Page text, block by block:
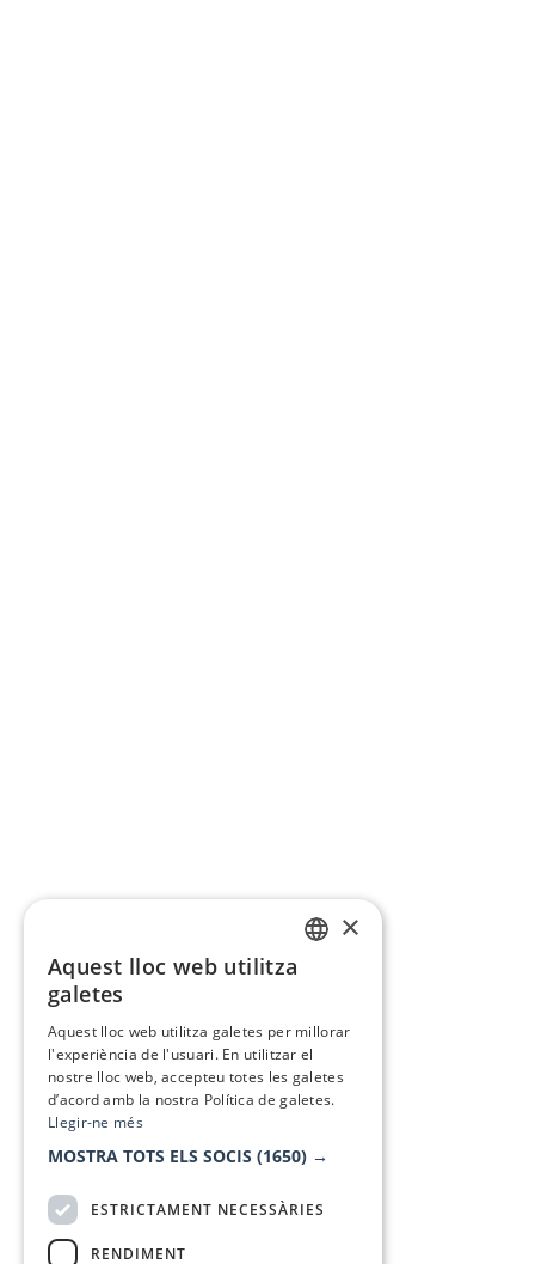
×
Aquest lloc web utilitza
galetes
Aquest lloc web utilitza galetes per millorar
l'experiència de l'usuari. En utilitzar el
nostre lloc web, accepteu totes les galetes
d’acord amb la nostra Política de galetes.
Llegir-ne més
MOSTRA TOTS ELS SOCIS (1650) →
ESTRICTAMENT NECESSÀRIES
RENDIMENT